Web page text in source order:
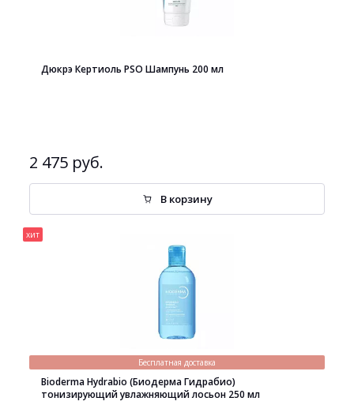
Дюкрэ Кертиоль PSO Шампунь 200 мл
2 475 руб.
В корзину
хит
Бесплатная доставка
Bioderma Hydrabio (Биодерма Гидрабио)
тонизирующий увлажняющий лосьон 250 мл